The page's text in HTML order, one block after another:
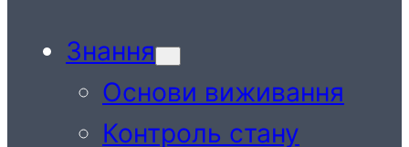
Знання
Основи виживання
Контроль стану